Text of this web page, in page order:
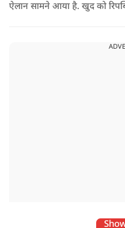
ऐलान सामने आया है. खुद को